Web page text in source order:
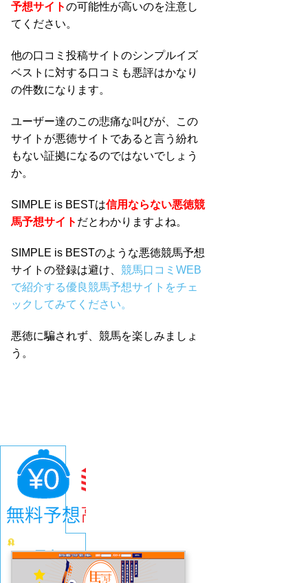
予想サイトの可能性が高いのを注意し
てください。
他の口コミ投稿サイトのシンプルイズ
ベストに対する口コミも悪評はかなり
の件数になります。
ユーザー達のこの悲痛な叫びが、この
サイトが悪徳サイトであると言う紛れ
もない証拠になるのではないでしょう
か。
SIMPLE is BESTは信用ならない悪徳競
馬予想サイト だとわかりますよね。
SIMPLE is BESTのような悪徳競馬予想
サイトの登録は避け、 競馬口コミWEB
で紹介する優良競馬予想サイトをチェ
ックしてみてください。
悪徳に騙されず、競馬を楽しみましょ
う。
馬生
4.1 (671